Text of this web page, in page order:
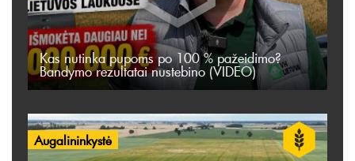
Kas nutinka pupoms po 100 % pažeidimo?
Bandymo rezultatai nustebino (VIDEO)
Augalininkystė